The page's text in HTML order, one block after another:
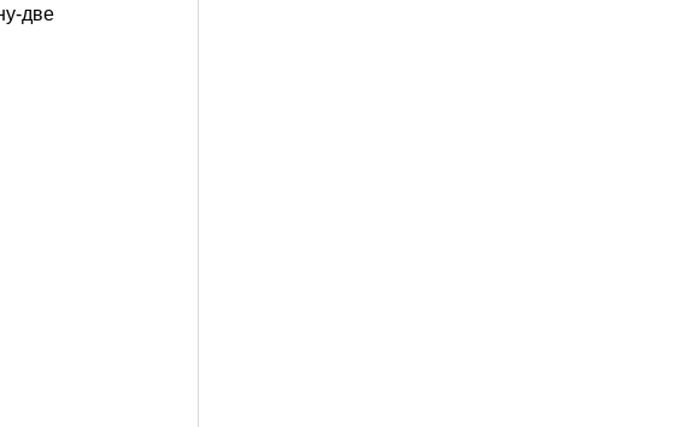
две